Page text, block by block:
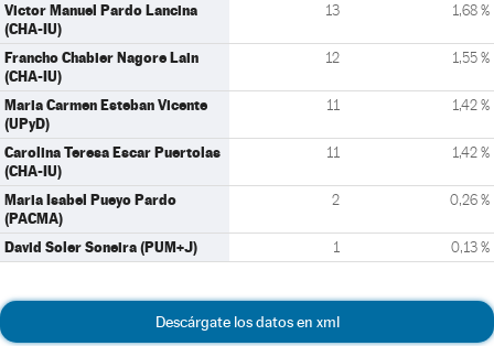
Victor Manuel Pardo Lancina
(CHA-IU)
13 1,68 %
Francho Chabier Nagore Lain
(CHA-IU)
12 1,55 %
Maria Carmen Esteban Vicente
(UPyD)
11 1,42 %
Carolina Teresa Escar Puertolas
(CHA-IU)
11 1,42 %
Maria Isabel Pueyo Pardo
(PACMA)
2 0,26 %
David Soler Soneira (PUM+J) 1 0,13 %
Descárgate los datos en xml